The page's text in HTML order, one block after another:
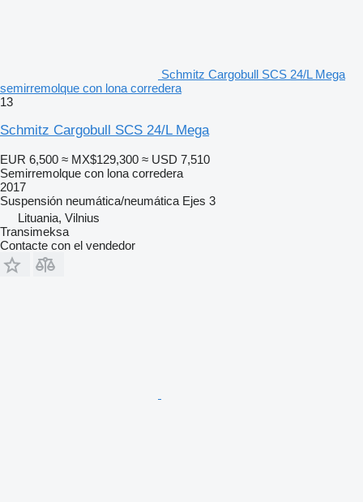
Schmitz Cargobull SCS 24/L Mega
semirremolque con lona corredera
13
Schmitz Cargobull SCS 24/L Mega
EUR 6,500 ≈ MX$129,300 ≈ USD 7,510
Semirremolque con lona corredera
2017
Suspensión neumática/neumática Ejes 3
Lituania, Vilnius
Transimeksa
Contacte con el vendedor